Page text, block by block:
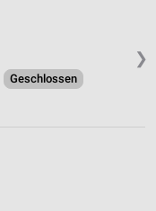
❯
Geschlossen